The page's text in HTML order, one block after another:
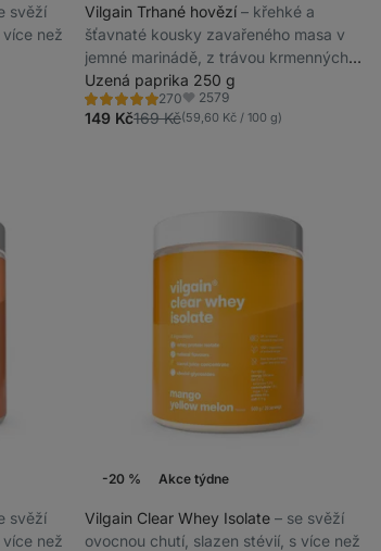
svěží
než
Vilgain Trhané hovězí ⁠–⁠ křehké a
šťavnaté kousky zavařeného masa v
jemné marinádě, z trávou krmenných
mladých býčků plemene Limousine
Uzená paprika 250 g
270
Hodnocení
4.8/5,
270
Oblíbené
2579
149 Kč169 Kč(59,60 Kč / 100 g)
svěží
než
-20 % Akce týdne
Vilgain Clear Whey Isolate ⁠–⁠ se svěží
ovocnou chutí, slazen stévií, s více než